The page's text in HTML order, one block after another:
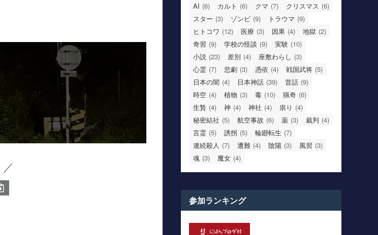
AI (6) カルト (6) クマ (7) クリスマス (6)
スター (3) ゾンビ (9) トラウマ (9)
ヒトコワ (12) 医療 (3) 因果 (4) 地獄 (2)
奇習 (9) 学校の怪談 (9) 実験 (10)
小説 (23) 差別 (4) 座敷わらし (3)
心霊 (7) 悲劇 (3) 憑依 (4) 戦国武将 (5)
日本の闇 (4) 日本神話 (39) 昔話 (9)
時空 (4) 植物 (3) 毒 (10) 猟奇 (6)
生贄 (4) 神 (4) 神社 (4) 祟り (4)
秘密結社 (5) 航空事故 (6) 薬 (3) 裁判 (4)
言霊 (5) 誘拐 (5) 輪廻転生 (7)
連続殺人 (7) 遭難 (4) 陰陽 (3) 風習 (3)
魂 (3) 魔女 (4)
参加ランキング